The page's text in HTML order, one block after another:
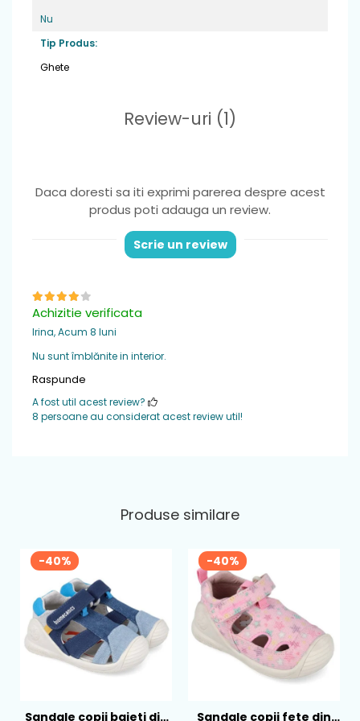
Fara arc plantar
Material
: din cauciuc, ce ofera protectie
o fixare optima si incaltare usoara
: detasabil din piele naturala
Nu
Tip Produs:
Ghete
Review-uri (1)
Daca doresti sa iti exprimi parerea despre acest
produs poti adauga un review.
Scrie un review
Achizitie verificata
Irina,Acum 8 luni
Nu sunt îmblănite in interior.
Raspunde
A fost util acest review?
8 persoane au considerat acest review util!
Produse similare
-40%
Sandale copii baieti din
-40%
Sandale copii fete din